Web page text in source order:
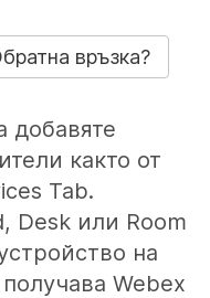
връзка?
добавяте
както от
Tab.
Desk или Room
на
Webex